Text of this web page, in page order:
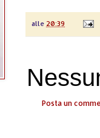
alle 20:39
Posta un